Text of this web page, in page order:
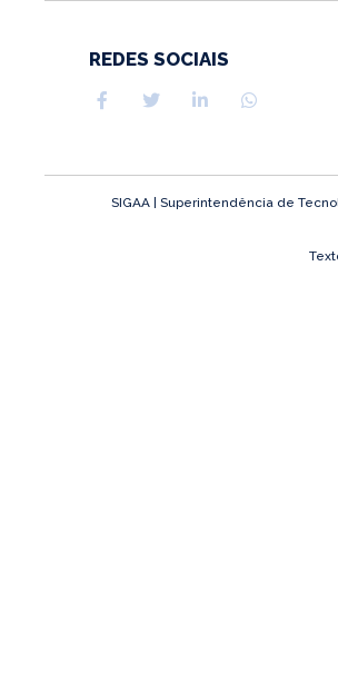
REDES SOCIAIS
SIGAA | Superintendência de